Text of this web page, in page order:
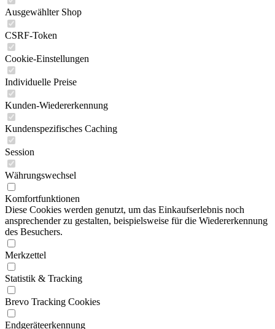
Ausgewählter Shop
CSRF-Token
Cookie-Einstellungen
Individuelle Preise
Kunden-Wiedererkennung
Kundenspezifisches Caching
Session
Währungswechsel
Komfortfunktionen
Diese Cookies werden genutzt, um das Einkaufserlebnis noch
ansprechender zu gestalten, beispielsweise für die Wiedererkennung
des Besuchers.
Merkzettel
Statistik & Tracking
Brevo Tracking Cookies
Endgeräteerkennung